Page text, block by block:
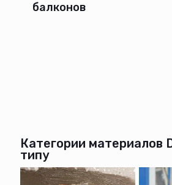
балконов
Категории материалов
типу